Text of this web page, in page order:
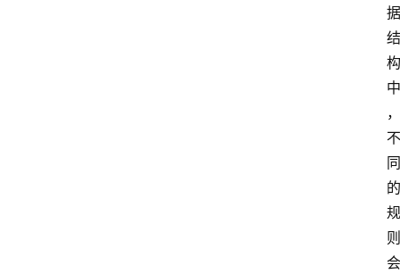
据
结
构
中
，
不
同
的
规
则
会